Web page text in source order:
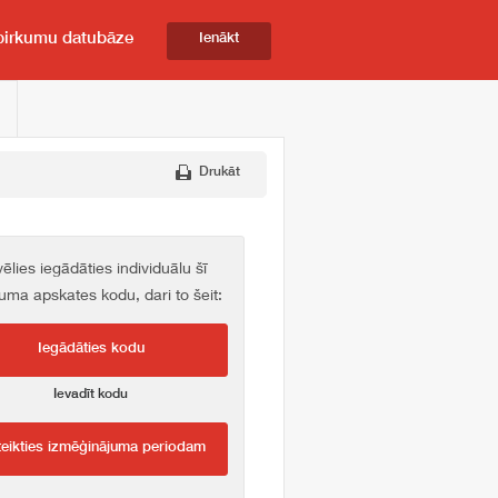
datubāze Ienākt
Drukāt
iegādāties individuālu šī
apskates kodu, dari to šeit:
Iegādāties kodu
Ievadīt kodu
izmēģinājuma periodam